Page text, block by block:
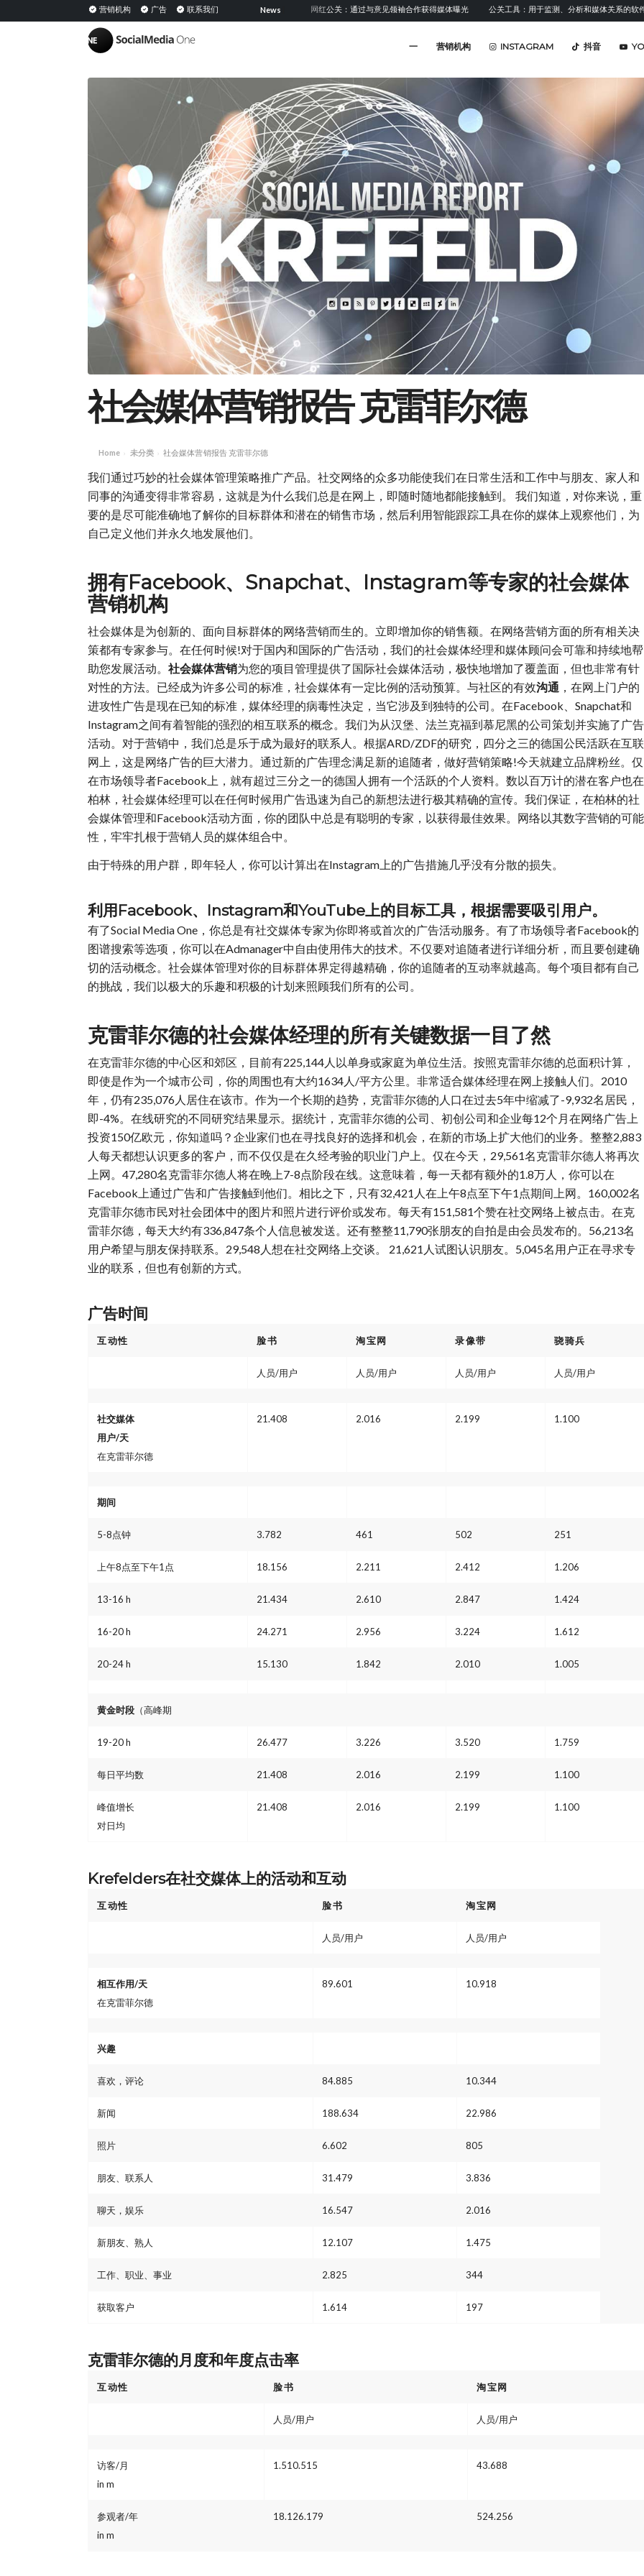
营销机构 广告 联系我们 News
共享媒体：定义、意义及在 PESO 模型中的策略 网红公关：通过与意见领袖合作获得媒体曝光 公关工具：用于监测、分析和媒体关系的软件
一 营销机构 INSTAGRAM 抖音
社会媒体营销报告 克雷菲尔德
Home › 未分类 › 社会媒体营销报告 克雷菲尔德
我们通过巧妙的社会媒体管理策略推广产品。社交网络的众多功能使我们在日常生活和工作中与朋友、家人和
同事的沟通变得非常容易，这就是为什么我们总是在网上，即随时随地都能接触到。
我们知道，对你来说，重
要的是尽可能准确地了解你的目标群体和潜在的销售市场，然后利用智能跟踪工具在你的媒体上观察他们，为
自己定义他们并永久地发展他们。
拥有Facebook、Snapchat、Instagram等专家的社会媒体
营销机构
社会媒体是为创新的、面向目标群体的网络营销而生的。立即增加你的销售额。在网络营销方面的所有相关决
策都有专家参与。在任何时候!对于国内和国际的广告活动，我们的社会媒体经理和媒体顾问会可靠和持续地帮
助您发展活动。 社会媒体营销为您的项目管理提供了国际社会媒体活动，极快地增加了覆盖面，但也非常有针
对性的方法。已经成为许多公司的标准，社会媒体有一定比例的活动预算。与社区的有效沟通 ，在网上门户的
进攻性广告是现在已知的标准，媒体经理的病毒性决定，当它涉及到独特的公司。在Facebook、Snapchat和
Instagram之间有着智能的强烈的相互联系的概念。我们为从汉堡、法兰克福到慕尼黑的公司策划并实施了广告
活动。对于营销中，我们总是乐于成为最好的联系人。根据ARD/ZDF的研究，四分之三的德国公民活跃在互联
网上，这是网络广告的巨大潜力。通过新的广告理念满足新的追随者，做好营销策略!今天就建立品牌粉丝。仅
在市场领导者Facebook上，就有超过三分之一的德国人拥有一个活跃的个人资料。数以百万计的潜在客户也在
柏林，社会媒体经理可以在任何时候用广告迅速为自己的新想法进行极其精确的宣传。我们保证，在柏林的社
会媒体管理和Facebook活动方面，你的团队中总是有聪明的专家，以获得最佳效果。网络以其数字营销的可能
性，牢牢扎根于营销人员的媒体组合中。
由于特殊的用户群，即年轻人，你可以计算出在Instagram上的广告措施几乎没有分散的损失。
利用Facebook、Instagram和YouTube上的目标工具，根据需要吸引用户。
有了Social Media One，你总是有社交媒体专家为你即将或首次的广告活动服务。有了市场领导者Facebook的
图谱搜索等选项，你可以在Admanager中自由使用伟大的技术。不仅要对追随者进行详细分析，而且要创建确
切的活动概念。社会媒体管理对你的目标群体界定得越精确，你的追随者的互动率就越高。每个项目都有自己
的挑战，我们以极大的乐趣和积极的计划来照顾我们所有的公司。
克雷菲尔德的社会媒体经理的所有关键数据一目了然
在克雷菲尔德的中心区和郊区，目前有225,144人以单身或家庭为单位生活。按照克雷菲尔德的总面积计算，
即使是作为一个城市公司，你的周围也有大约1634人/平方公里。非常适合媒体经理在网上接触人们。2010
年，仍有235,076人居住在该市。作为一个长期的趋势，克雷菲尔德的人口在过去5年中缩减了-9,932名居民，
即-4%。在线研究的不同研究结果显示。据统计，克雷菲尔德的公司、初创公司和企业每12个月在网络广告上
投资150亿欧元，你知道吗？企业家们也在寻找良好的选择和机会，在新的市场上扩大他们的业务。整整2,883
人每天都想认识更多的客户，而不仅仅是在久经考验的职业门户上。仅在今天，29,561名克雷菲尔德人将再次
上网。47,280名克雷菲尔德人将在晚上7-8点阶段在线。这意味着，每一天都有额外的1.8万人，你可以在
Facebook上通过广告和广告接触到他们。相比之下，只有32,421人在上午8点至下午1点期间上网。160,002名
克雷菲尔德市民对社会团体中的图片和照片进行评价或发布。每天有151,581个赞在社交网络上被点击。在克
雷菲尔德，每天大约有336,847条个人信息被发送。还有整整11,790张朋友的自拍是由会员发布的。56,213名
用户希望与朋友保持联系。29,548人想在社交网络上交谈。 21,621人试图认识朋友。5,045名用户正在寻求专
业的联系，但也有创新的方式。
广告时间
互动性 脸书 淘宝网 录像带 骁骑兵
人员/用户 人员/用户 人员/用户 人员/用户
社交媒体
用户/天
在克雷菲尔德
21.408 2.016 2.199 1.100
期间
5-8点钟 3.782 461 502 251
上午8点至下午1点 18.156 2.211 2.412 1.206
13-16 h 21.434 2.610 2.847 1.424
16-20 h 24.271 2.956 3.224 1.612
20-24 h 15.130 1.842 2.010 1.005
黄金时段 （高峰期
19-20 h 26.477 3.226 3.520 1.759
每日平均数 21.408 2.016 2.199 1.100
峰值增长
对日均
21.408 2.016 2.199 1.100
Krefelders在社交媒体上的活动和互动
互动性 脸书 淘宝网
人员/用户 人员/用户
相互作用/天
在克雷菲尔德
89.601 10.918
兴趣
喜欢，评论 84.885 10.344
新闻 188.634 22.986
照片 6.602 805
朋友、联系人 31.479 3.836
聊天，娱乐 16.547 2.016
新朋友、熟人 12.107 1.475
工作、职业、事业 2.825 344
获取客户 1.614 197
克雷菲尔德的月度和年度点击率
互动性 脸书 淘宝网
人员/用户 人员/用户
访客/月
in m
1.510.515 43.688
参观者/年
in m
18.126.179 524.256